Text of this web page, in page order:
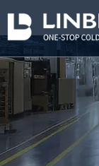
首页
关于我们
产品
案例